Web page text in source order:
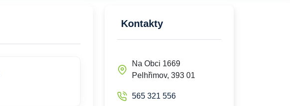
Kontakty
Na Obci 1669
Pelhřimov, 393 01
565 321 556